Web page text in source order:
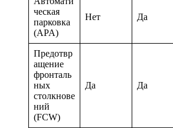
ческая
парковка
(APA)
Нет Да
Предотвр
ащение
фронталь
ных
столкнове
ний
(FCW)
Да Да